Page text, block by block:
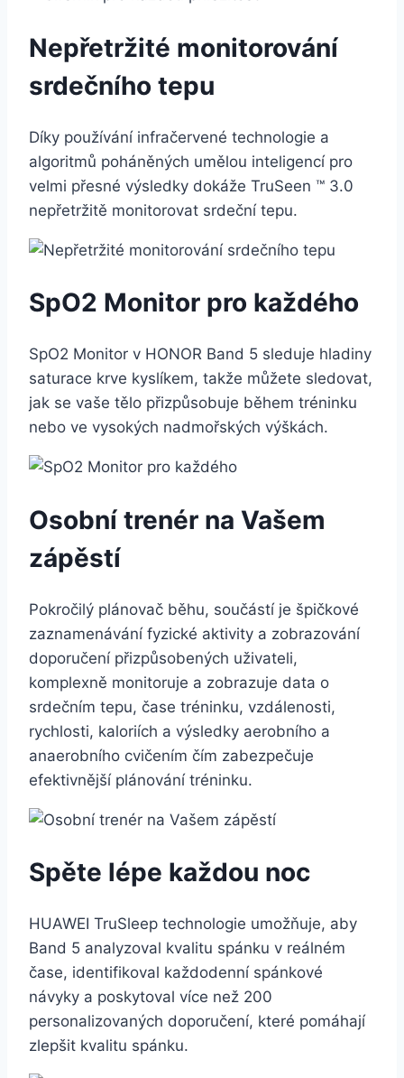
Nepřetržité monitorování
srdečního tepu
Díky používání infračervené technologie a
algoritmů poháněných umělou inteligencí pro
velmi přesné výsledky dokáže TruSeen ™ 3.0
nepřetržitě monitorovat srdeční tepu.
SpO2 Monitor pro každého
SpO2 Monitor v HONOR Band 5 sleduje hladiny
saturace krve kyslíkem, takže můžete sledovat,
jak se vaše tělo přizpůsobuje během tréninku
nebo ve vysokých nadmořských výškách.
Osobní trenér na Vašem
zápěstí
Pokročilý plánovač běhu, součástí je špičkové
zaznamenávání fyzické aktivity a zobrazování
doporučení přizpůsobených uživateli,
komplexně monitoruje a zobrazuje data o
srdečním tepu, čase tréninku, vzdálenosti,
rychlosti, kaloriích a výsledky aerobního a
anaerobního cvičením čím zabezpečuje
efektivnější plánování tréninku.
Spěte lépe každou noc
HUAWEI TruSleep technologie umožňuje, aby
Band 5 analyzoval kvalitu spánku v reálném
čase, identifikoval každodenní spánkové
návyky a poskytoval více než 200
personalizovaných doporučení, které pomáhají
zlepšit kvalitu spánku.